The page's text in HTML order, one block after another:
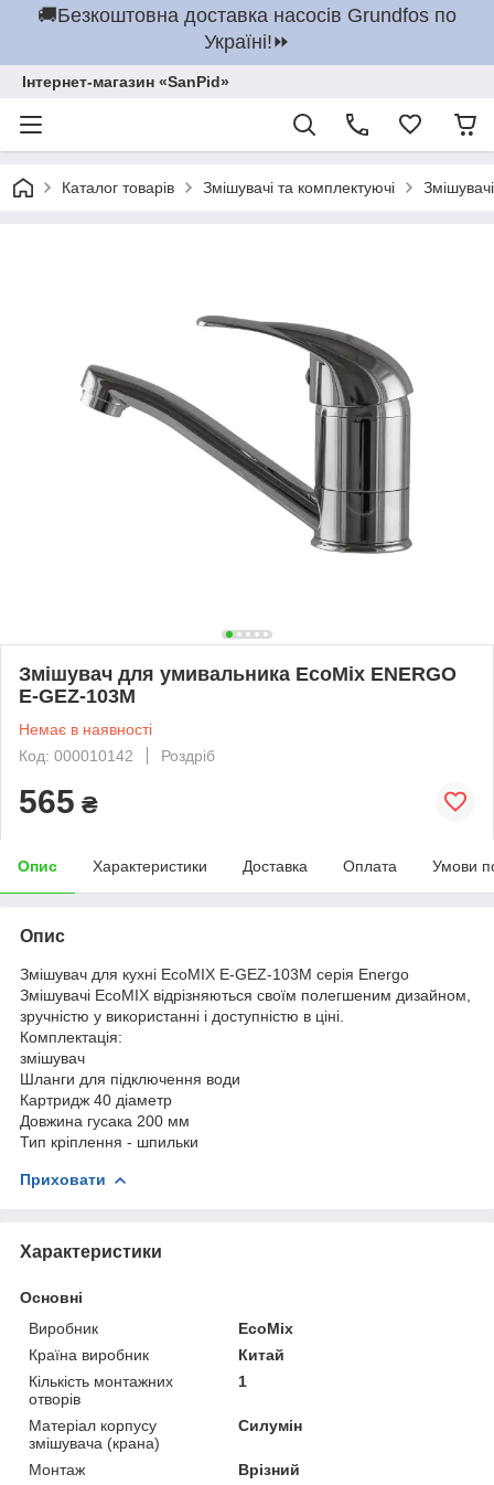
🚚Безкоштовна доставка насосів Grundfos по
Україні!⏩
Інтернет-магазин «SanPid»
Каталог товарів Змішувачі та комплектуючі Змішувачі
Змішувач для умивальника EcoMix ENERGO
E-GEZ-103M
Немає в наявності
Код: 000010142
Роздріб
565 ₴
Опис Характеристики Доставка Оплата Умови
Опис
Змішувач для кухні EcoMIX E-GEZ-103M серія Energo
Змішувачі EcoMIX відрізняються своїм полегшеним дизайном,
зручністю у використанні і доступністю в ціні.
Комплектація:
змішувач
Шланги для підключення води
Картридж 40 діаметр
Довжина гусака 200 мм
Тип кріплення - шпильки
Приховати
Характеристики
Основні
Виробник
EcoMix
Країна виробник
Китай
Кількість монтажних
отворів
1
Матеріал корпусу
змішувача (крана)
Силумін
Монтаж
Врізний